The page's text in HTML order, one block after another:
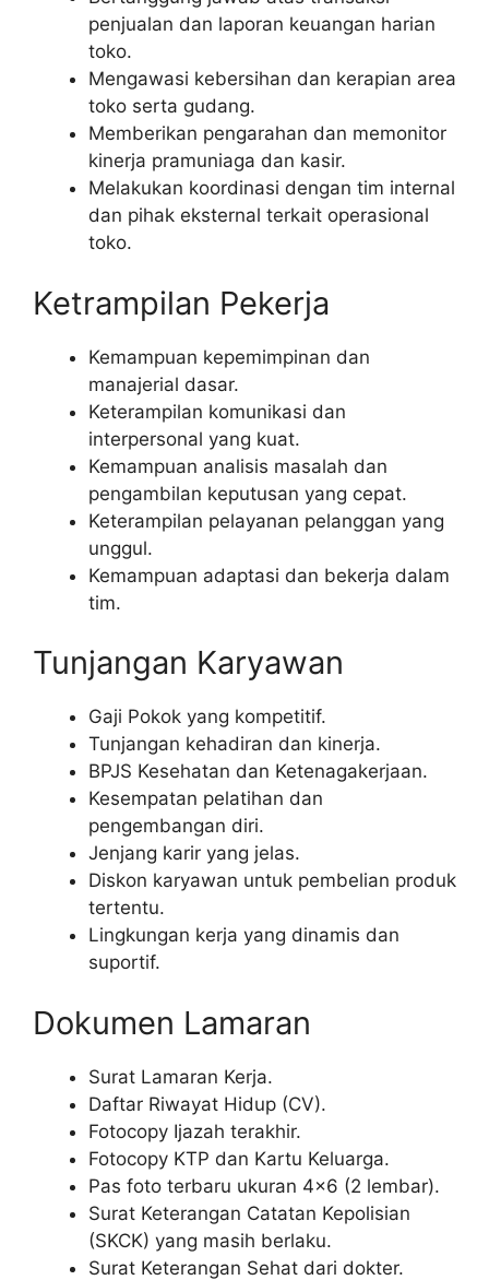
penjualan dan laporan keuangan harian
toko.
Mengawasi kebersihan dan kerapian area
toko serta gudang.
Memberikan pengarahan dan memonitor
kinerja pramuniaga dan kasir.
Melakukan koordinasi dengan tim internal
dan pihak eksternal terkait operasional
toko.
Ketrampilan Pekerja
Kemampuan kepemimpinan dan
manajerial dasar.
Keterampilan komunikasi dan
interpersonal yang kuat.
Kemampuan analisis masalah dan
pengambilan keputusan yang cepat.
Keterampilan pelayanan pelanggan yang
unggul.
Kemampuan adaptasi dan bekerja dalam
tim.
Tunjangan Karyawan
Gaji Pokok yang kompetitif.
Tunjangan kehadiran dan kinerja.
BPJS Kesehatan dan Ketenagakerjaan.
Kesempatan pelatihan dan
pengembangan diri.
Jenjang karir yang jelas.
Diskon karyawan untuk pembelian produk
tertentu.
Lingkungan kerja yang dinamis dan
suportif.
Dokumen Lamaran
Surat Lamaran Kerja.
Daftar Riwayat Hidup (CV).
Fotocopy Ijazah terakhir.
Fotocopy KTP dan Kartu Keluarga.
Pas foto terbaru ukuran 4×6 (2 lembar).
Surat Keterangan Catatan Kepolisian
(SKCK) yang masih berlaku.
Surat Keterangan Sehat dari dokter.